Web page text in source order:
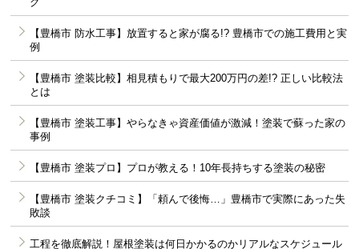
【豊橋市 防水工事】放置すると家が腐る!? 豊橋市での施工費用と実
例
【豊橋市 塗装比較】相見積もりで最大200万円の差!? 正しい比較法
とは
【豊橋市 塗装工事】やらなきゃ資産価値が激減！塗装で蘇った家の
事例
【豊橋市 塗装プロ】プロが教える！10年長持ちする塗装の秘密
【豊橋市 塗装クチコミ】「頼んで後悔…」豊橋市で実際にあった失
敗談
工程を徹底解説！屋根塗装は何日かかるのかリアルなスケジュール